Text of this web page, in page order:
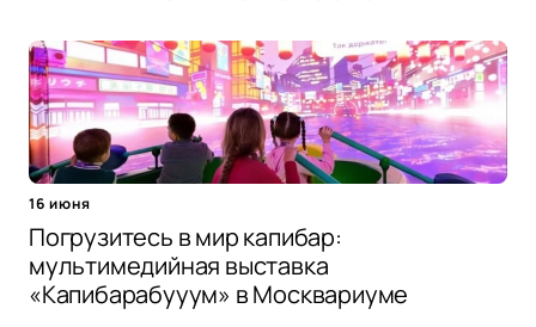
16 июня
Погрузитесь в мир капибар:
мультимедийная выставка
«Капибарабууум» в Москвариуме